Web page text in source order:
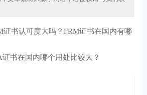
证书认可度大吗？FRM证书在国内有哪
证书在国内哪个用处比较大？